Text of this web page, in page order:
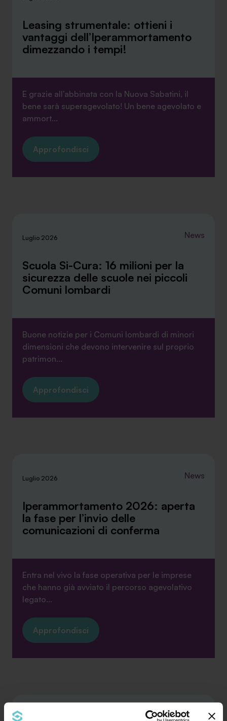
Leasing strumentale: ottieni i
vantaggi dell’Iperammortamento
dimezzando i tempi!
E grazie all’abbinata con la Nuova Sabatini, il
bene sarà superagevolato! Un bene agevolato e
ammort...
Approfondisci
Luglio 2026 News
Scuola Si-Cura: 16 milioni per la
sicurezza delle scuole nei piccoli
Comuni lombardi
Buone notizie per i Comuni lombardi di minori
dimensioni che devono intervenire sul proprio
patrimon...
Approfondisci
Luglio 2026 News
Iperammortamento 2026: aperta
la fase per l’invio delle
comunicazioni di conferma
Entra nel vivo la fase operativa per le imprese
che hanno già avviato il percorso agevolativo
legato...
Approfondisci
News